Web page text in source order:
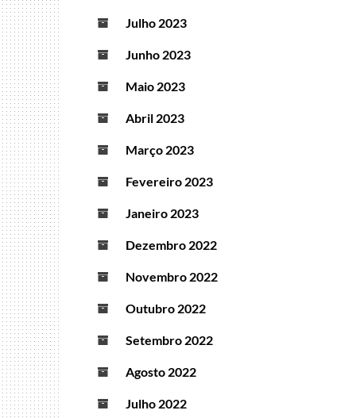
Julho 2023
Junho 2023
Maio 2023
Abril 2023
Março 2023
Fevereiro 2023
Janeiro 2023
Dezembro 2022
Novembro 2022
Outubro 2022
Setembro 2022
Agosto 2022
Julho 2022